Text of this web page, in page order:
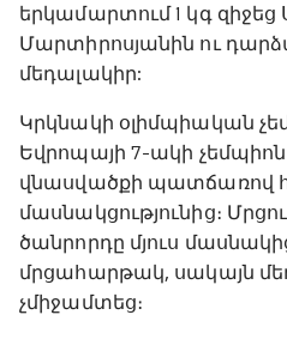
երկամարտում 1 կգ զիջեց
Մարտիրոսյանին ու
մեդալակիր:
Կրկնակի օլիմպիական
Եվրոպայի 7-ակի
վնասվածքի պատճառով
մասնակցությունից։
ծանրորդը մյուս
մրցահարթակ, սակայն
չմիջամտեց։